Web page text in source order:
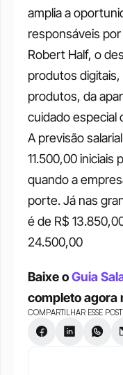
amplia a
responsáveis
Robert Half, o
produtos
produtos, da
cuidado especial
A previsão
11.500,00 iniciais
quando a
porte. Já nas
é de R$
24.500,00
Baixe o Guia
completo agora
COMPARTILHAR ESSE POST